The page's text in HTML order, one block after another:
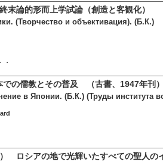
論的形而上学試論（創造と客観化）
(Творчество и объективация). (Б.К.)
の儒教とその普及 （古書、1947年刊）
в Японии. (Б.К.) (Труды института
ロシアの地で光輝いたすべての聖人